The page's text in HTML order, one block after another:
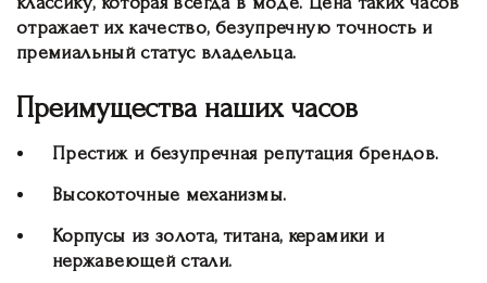
отражает их качество, безупречную точность и
премиальный статус владельца.
Преимущества наших часов
Престиж и безупречная репутация брендов.
Высокоточные механизмы.
Корпусы из золота, титана, керамики и
нержавеющей стали.